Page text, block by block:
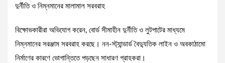
দুর্নীতি ও নিম্নমানের মালামাল সরবরাহ
বিক্ষোভকারীরা অভিযোগ করেন, বোর্ড সীমাহীন দুর্নীতি ও লুটপাটের মাধ্যমে
নিম্নমানের সরঞ্জাম সরবরাহ করছে। নন-স্ট্যান্ডার্ড বৈদ্যুতিক লাইন ও অবকাঠামো
নির্মাণের কারণে ভোগান্তিতে পড়ছেন সাধারণ গ্রাহকরা।